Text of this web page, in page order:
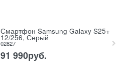
Смартфон Samsung Galaxy S25+
12/256, Серый
02827
91 990руб.